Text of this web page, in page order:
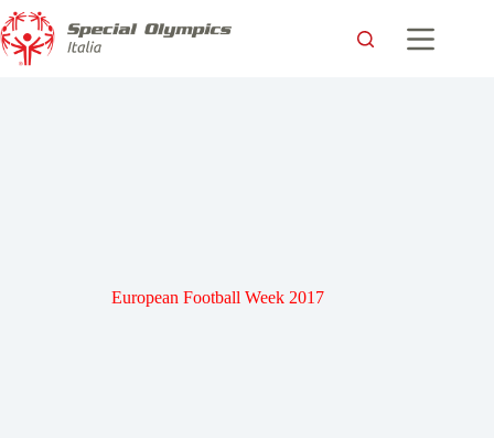
European Football Week 2017